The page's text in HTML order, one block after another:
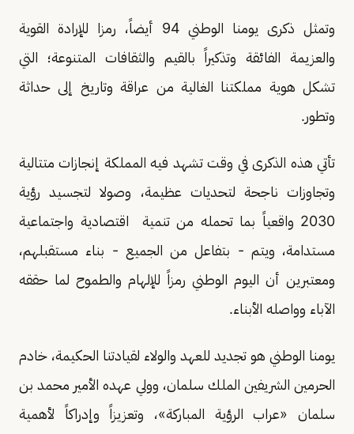
وتمثل ذكرى يومنا الوطني 94 أيضاً، رمزا للإرادة القوية
والعزيمة الفائقة وتذكيراً بالقيم والثقافات المتنوعة؛ التي
تشكل هوية مملكتنا الغالية من عراقة وتاريخ إلى حداثة
وتطور.
تأتي هذه الذكرى في وقت تشهد فيه المملكة إنجازات متتالية
وتجاوزات ناجحة لتحديات عظيمة، وصولا لتجسيد رؤية
2030 واقعياً بما تحمله من تنمية اقتصادية واجتماعية
مستدامة، ويتم - بتفاعل من الجميع - بناء مستقبلهم،
ومعتبرين أن اليوم الوطني رمزاً للإلهام والطموح لما حققه
الآباء وواصله الأبناء.
يومنا الوطني هو تجديد للعهد والولاء لقيادتنا الحكيمة، خادم
الحرمين الشريفين الملك سلمان، وولي عهده الأمير محمد بن
سلمان «عراب الرؤية المباركة»، وتعزيزاً وإدراكاً لأهمية